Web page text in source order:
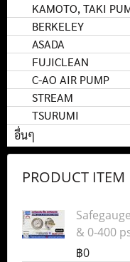
KAMOTO, TAKI
BERKELEY
ASADA
FUJICLEAN
C-AO AIR PUMP
STREAM
TSURUMI
อื่นๆ
PRODUCT ITEM
& 0-400
฿0